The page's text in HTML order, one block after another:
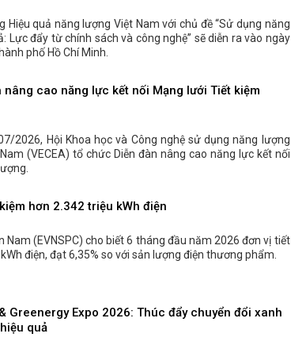
Hiệu quả năng lượng Việt Nam với chủ đề “Sử dụng năng
Lực đẩy từ chính sách và công nghệ” sẽ diễn ra vào ngày
phố Hồ Chí Minh.
nâng cao năng lực kết nối Mạng lưới Tiết kiệm
2026, Hội Khoa học và Công nghệ sử dụng năng lượng
(VECEA) tổ chức Diễn đàn nâng cao năng lực kết nối
hơn 2.342 triệu kWh điện
Nam (EVNSPC) cho biết 6 tháng đầu năm 2026 đơn vị tiết
điện, đạt 6,35% so với sản lượng điện thương phẩm.
Greenergy Expo 2026: Thúc đẩy chuyển đổi xanh
quả